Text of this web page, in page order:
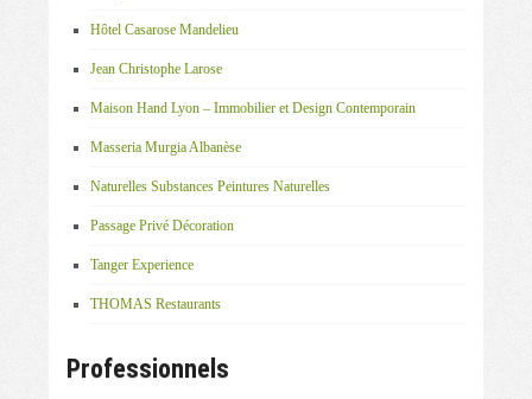
Hôtel Casarose Mandelieu
Jean Christophe Larose
Maison Hand Lyon – Immobilier et Design Contemporain
Masseria Murgia Albanèse
Naturelles Substances Peintures Naturelles
Passage Privé Décoration
Tanger Experience
THOMAS Restaurants
Professionnels